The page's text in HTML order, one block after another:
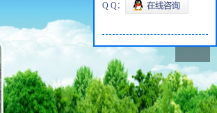
Q Q：